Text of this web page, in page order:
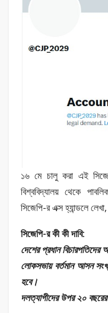
১৬ মে চালু করা এই
বিশ্ববিদ্যালয় থেকে
সিজেপি-র এক্স হ্যান্ডলে
সিজেপি-র কী কী দাবি:
দেশের প্রধান বিচারপতিদের
লোকসভায় বর্তমান আসন
হবে।
দলত্যাগীদের উপর ২০ বছরের